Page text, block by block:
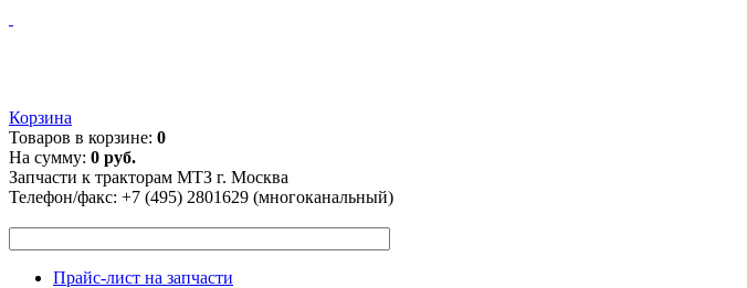
Корзина
Товаров в корзине: 0
На сумму: 0 руб.
Запчасти к тракторам МТЗ г. Москва
Телефон/факс: +7 (495) 2801629 (многоканальный)
Прайс-лист на запчасти